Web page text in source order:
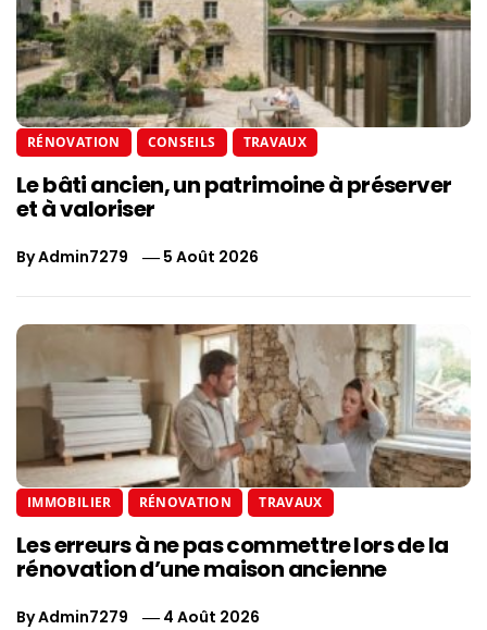
RÉNOVATION CONSEILS TRAVAUX
Le bâti ancien, un patrimoine à préserver
et à valoriser
ByAdmin7279 5 Août 2026
IMMOBILIER RÉNOVATION TRAVAUX
Les erreurs à ne pas commettre lors de la
rénovation d’une maison ancienne
ByAdmin7279 4 Août 2026